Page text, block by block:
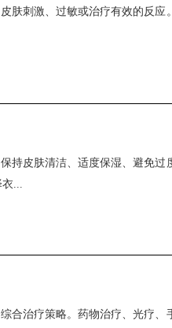
肤刺激、过敏或治疗有效的反应
持皮肤清洁、适度保湿、避免
...
合治疗策略。药物治疗、光疗